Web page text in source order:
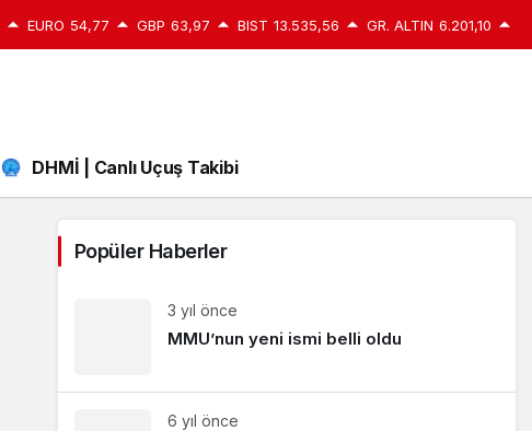
EURO 54,77 GBP 63,97 BIST 13.535,56 GR. ALTIN 6.201,10
DHMİ | Canlı Uçuş Takibi
Popüler Haberler
3 yıl önce
MMU’nun yeni ismi belli oldu
6 yıl önce